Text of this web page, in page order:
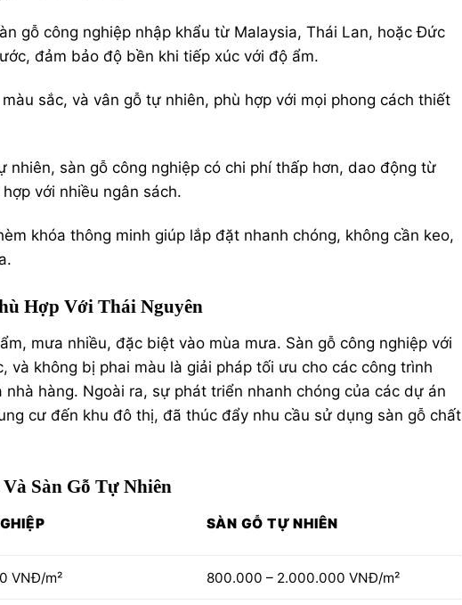
gỗ công nghiệp nhập khẩu từ Malaysia, Thái Lan, hoặc Đức
đảm bảo độ bền khi tiếp xúc với độ ẩm.
sắc, và vân gỗ tự nhiên, phù hợp với mọi phong cách thiết
nhiên, sàn gỗ công nghiệp có chi phí thấp hơn, dao động từ
với nhiều ngân sách.
khóa thông minh giúp lắp đặt nhanh chóng, không cần keo,
Hợp Với Thái Nguyên
mưa nhiều, đặc biệt vào mùa mưa. Sàn gỗ công nghiệp với
và không bị phai màu là giải pháp tối ưu cho các công trình
hàng. Ngoài ra, sự phát triển nhanh chóng của các dự án
cư đến khu đô thị, đã thúc đẩy nhu cầu sử dụng sàn gỗ chất
Sàn Gỗ Tự Nhiên
SÀN GỖ TỰ NHIÊN
VNĐ/m² 800.000 – 2.000.000 VNĐ/m²